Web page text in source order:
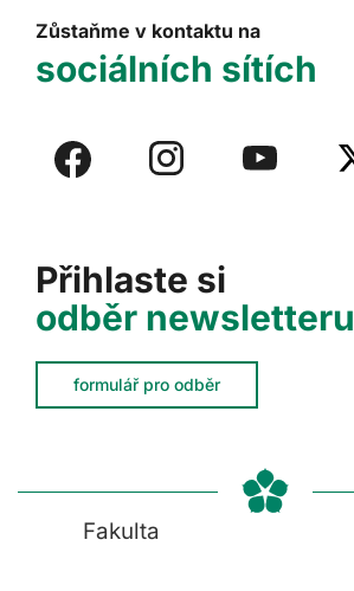
Přihlaste si
odběr newsletteru
formulář pro odběr
Zůstaňme v kontaktu na
sociálních sítích
Fakulta